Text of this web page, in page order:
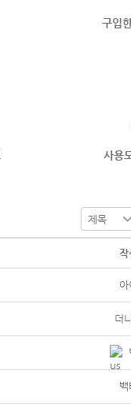
구입
사용
작
아
더
백